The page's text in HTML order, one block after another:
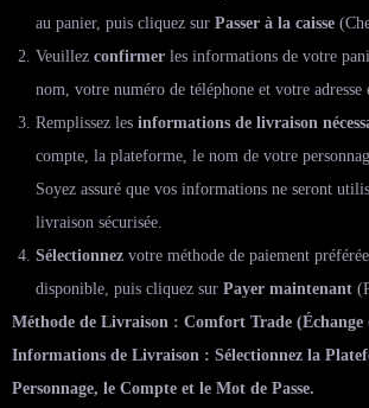
au panier, puis cliquez sur Passer à la caisse
Veuillez confirmer les informations de votre
nom, votre numéro de téléphone et votre adresse
Remplissez les informations de livraison
compte, la plateforme, le nom de votre
Soyez assuré que vos informations ne seront
livraison sécurisée.
Sélectionnez votre méthode de paiement
disponible, puis cliquez sur Payer maintenant
Méthode de Livraison : Comfort Trade (Échange
Informations de Livraison : Sélectionnez la
Personnage, le Compte et le Mot de Passe.